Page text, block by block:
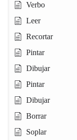
Verbo
Leer
Recortar
Pintar
Dibujar
Pintar
Dibujar
Borrar
Soplar